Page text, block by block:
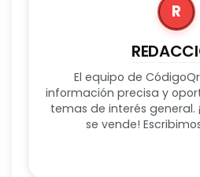
R
El equipo de
información precisa y
temas de interés general.
se vende!